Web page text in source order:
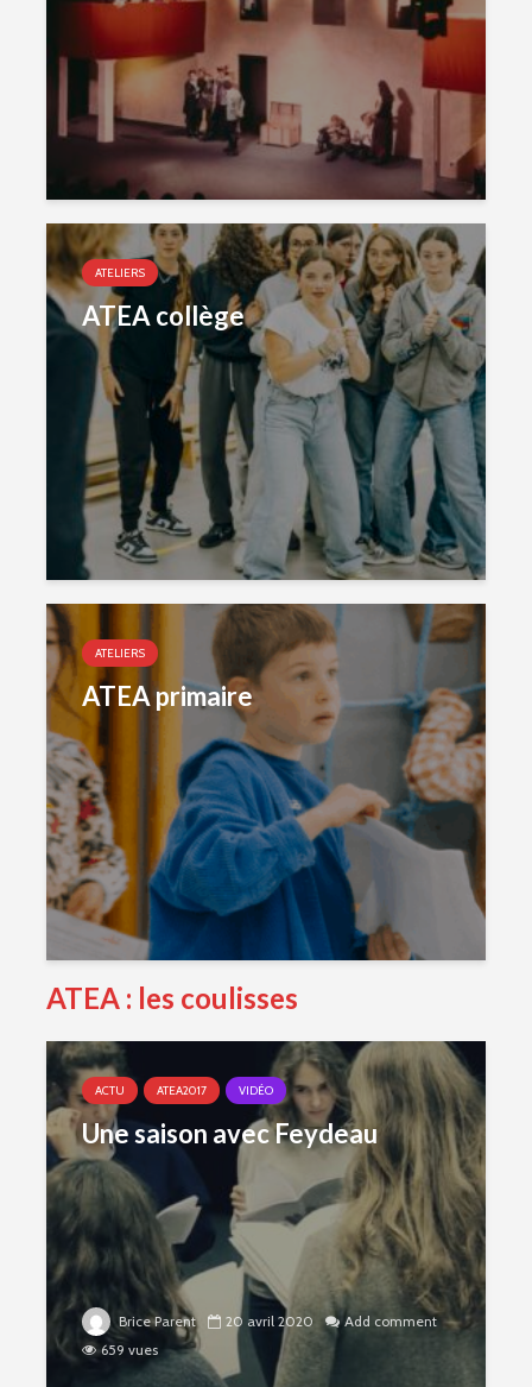
ATELIERS
ATEA collège
ATELIERS
ATEA primaire
ATEA : les coulisses
ACTU ATEA2017 VIDÉO
Une saison avec Feydeau
Brice Parent 20 avril 2020
Add comment
659 vues